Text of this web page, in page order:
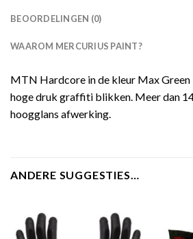
BEOORDELINGEN (0)
WAAROM MERCURIUS PAINT?
MTN Hardcore in de kleur Max Green
hoge druk graffiti blikken. Meer dan
hoogglans afwerking.
ANDERE SUGGESTIES…